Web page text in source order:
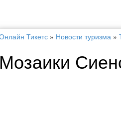
Тикетс » Новости туризма »
Мозаики